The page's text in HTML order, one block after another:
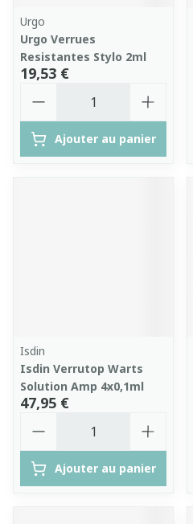
Urgo
Urgo Verrues
Resistantes Stylo 2ml
19,53 €
Ajouter au panier
Isdin
Isdin Verrutop Warts
Solution Amp 4x0,1ml
47,95 €
Ajouter au panier